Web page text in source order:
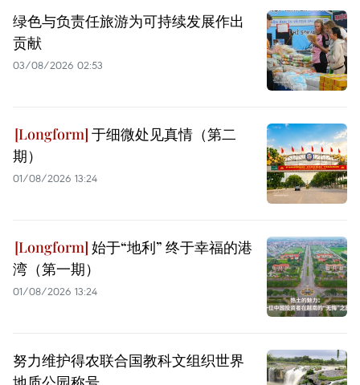
绿色与负责任旅游为可持续发展作出
贡献
03/08/2026 02:53
于细微处见真情（第二
期）
01/08/2026 13:24
始于“地利” 终于幸福的港
湾（第一期）
01/08/2026 13:24
努力维护得农联合国教科文组织世界